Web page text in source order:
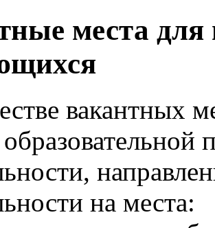
места для
вакантных
на места: